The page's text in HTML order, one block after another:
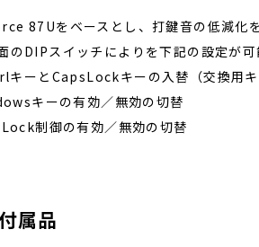
87Uをベースとし、打鍵音の低減化
のDIPスイッチによりを下記の設定が可
キーとCapsLockキーの入替（交換用キ
キーの有効／無効の切替
制御の有効／無効の切替
属品